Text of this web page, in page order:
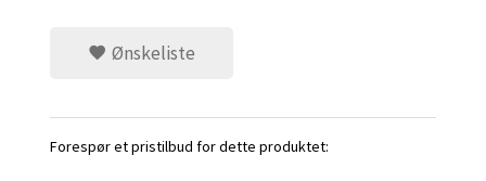
Ønskeliste
Forespør et pristilbud for dette produktet: